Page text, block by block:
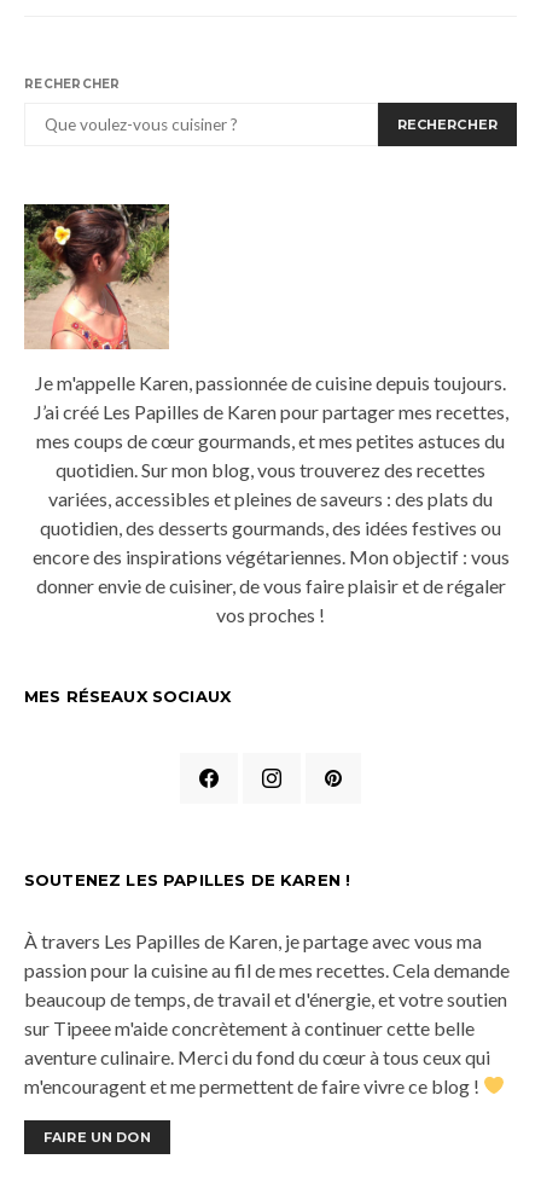
RECHERCHER
RECHERCHER
Je m'appelle Karen, passionnée de cuisine depuis toujours.
J’ai créé Les Papilles de Karen pour partager mes recettes,
mes coups de cœur gourmands, et mes petites astuces du
quotidien. Sur mon blog, vous trouverez des recettes
variées, accessibles et pleines de saveurs : des plats du
quotidien, des desserts gourmands, des idées festives ou
encore des inspirations végétariennes. Mon objectif : vous
donner envie de cuisiner, de vous faire plaisir et de régaler
vos proches !
MES RÉSEAUX SOCIAUX
SOUTENEZ LES PAPILLES DE KAREN !
À travers Les Papilles de Karen, je partage avec vous ma
passion pour la cuisine au fil de mes recettes. Cela demande
beaucoup de temps, de travail et d'énergie, et votre soutien
sur Tipeee m'aide concrètement à continuer cette belle
aventure culinaire. Merci du fond du cœur à tous ceux qui
m'encouragent et me permettent de faire vivre ce blog !
FAIRE UN DON